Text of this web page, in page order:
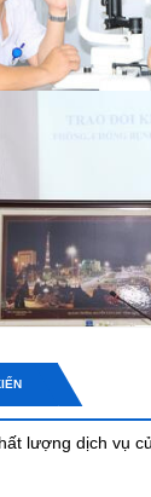
lượng dịch vụ